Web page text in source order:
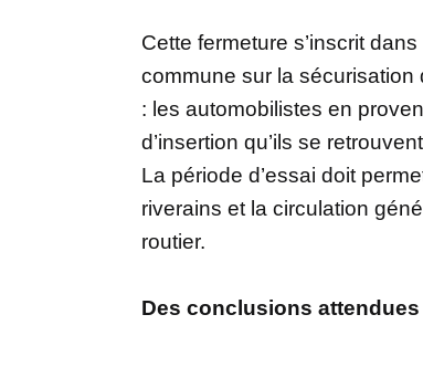
Cette fermeture s’inscrit
commune sur la sécurisation
: les automobilistes en
d’insertion qu’ils se
La période d’essai doit
riverains et la circulation
routier.
Des conclusions